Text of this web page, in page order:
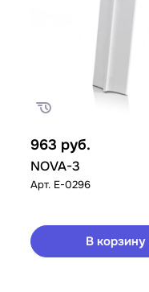
963 руб.
NOVA-3
Арт. E-0296
В корзину